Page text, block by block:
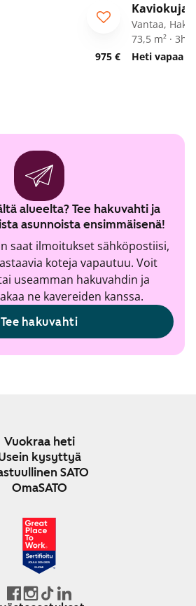
975 €
ARA
Kaviokuja
Vantaa,
73,5 m² ·
Heti vapaa
alueelta? Tee hakuvahti ja
asunnoista ensimmäisenä!
saat ilmoitukset sähköpostiisi,
koteja vapautuu. Voit
useamman hakuvahdin ja
ne kavereiden kanssa.
Tee hakuvahti
Vuokraa heti
kysyttyä
SATO
OmaSATO
JOULU 2024-2025
SUOMI